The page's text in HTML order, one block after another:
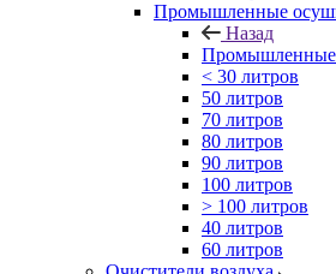
Промышленные
Назад
Промышленные
< 30 литров
50 литров
70 литров
80 литров
90 литров
100 литров
> 100 литров
40 литров
60 литров